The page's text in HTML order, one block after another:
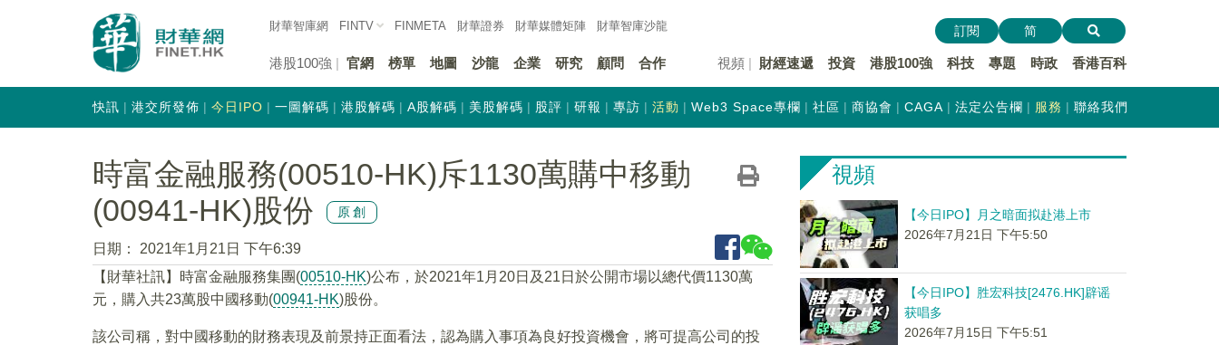
財華智庫網 FINTV FINMETA 財華證券 財華媒體矩陣 財華智庫沙龍
港股100強 官網 榜單 地圖 沙龍 企業 研究 顧問 合作 視頻 財經速遞 投資 港股100強 科技 專題 時政 香港百科
訂閱 简
快訊 港交所發佈 今日IPO 一圖解碼 港股解碼 A股解碼 美股解碼 股評 研報 專訪 活動 Web3 Space專欄 社區 商協會 CAGA 法定公告欄 服務 聯絡我們
時富金融服務(00510-HK)斥1130萬購中移動
(00941-HK)股份
原創
日期：
2021年1月21日 下午6:39
【財華社訊】時富金融服務集團(00510-HK)公布，於2021年1月20日及21日於公開市場以總代價1130萬
元，購入共23萬股中國移動(00941-HK)股份。
該公司稱，對中國移動的財務表現及前景持正面看法，認為購入事項為良好投資機會，將可提高公司的投
視頻
【今日IPO】月之暗面拟赴港上市
2026年7月21日 下午5:50
【今日IPO】胜宏科技[2476.HK]辟谣
获唱多
2026年7月15日 下午5:51